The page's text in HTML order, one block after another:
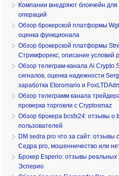
Компании внедряют блокчейн
операций
Обзор брокерской платформы
оценка функционала
Обзор брокерской платформы
Стримфорекс, описание условий
Обзор телеграм-канала Ai Crypto
сигналов, оценка надежности
заработка Etoromario и
Обзор телеграмм канала
проверка торговли с Cryptosmaz
Обзор брокера bcsfx24: отзывы о
пользователей
DM sedra pro что за сайт:
Седра pro, мошенничество или
Брокер Esperio: отзывы реальных
Эсперио